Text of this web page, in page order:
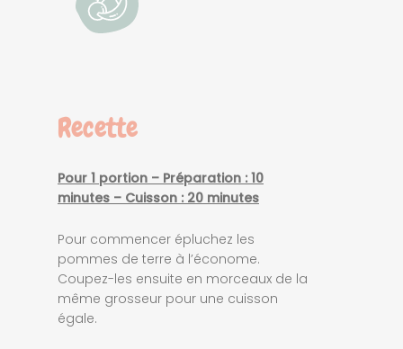
Recette
Pour 1 portion – Préparation : 10
minutes – Cuisson : 20 minutes
Pour commencer épluchez les
pommes de terre à l’économe.
Coupez-les ensuite en morceaux de la
même grosseur pour une cuisson
égale.